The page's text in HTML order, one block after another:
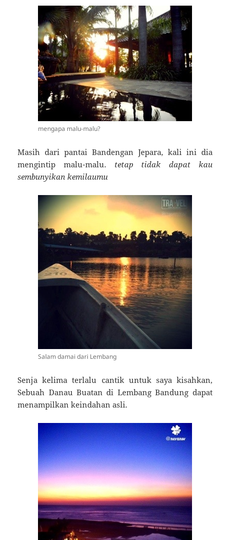
mengapa malu-malu?
Masih dari pantai Bandengan Jepara, kali ini dia
mengintip malu-malu. tetap tidak dapat kau
sembunyikan kemilaumu
Salam damai dari Lembang
Senja kelima terlalu cantik untuk saya kisahkan,
Sebuah Danau Buatan di Lembang Bandung dapat
menampilkan keindahan asli.